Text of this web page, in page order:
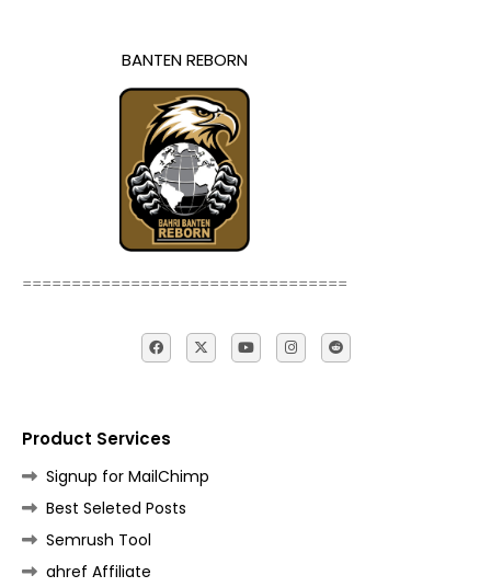
BANTEN REBORN
=================================
Product Services
Signup for MailChimp
Best Seleted Posts
Semrush Tool
ahref Affiliate